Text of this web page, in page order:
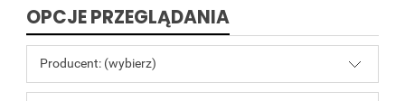
OPCJE PRZEGLĄDANIA
Producent: (wybierz)